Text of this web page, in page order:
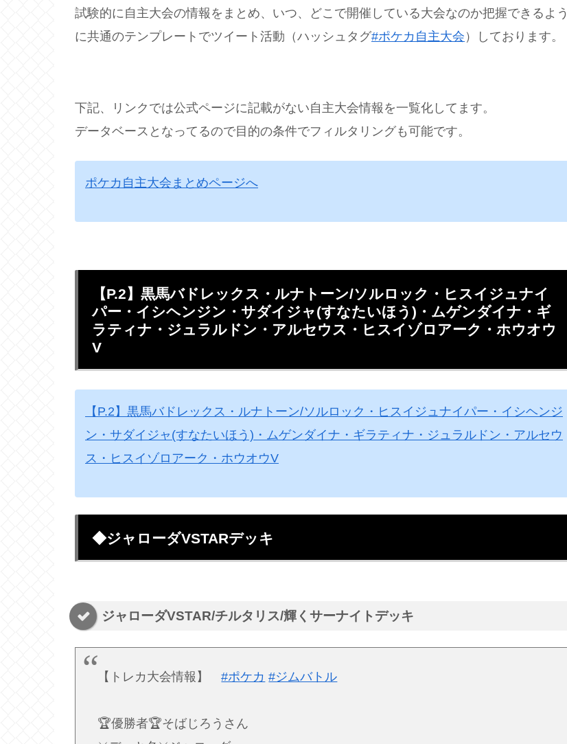
試験的に自主大会の情報をまとめ、いつ、どこで開催している大会なのか把握できるよう
に共通のテンプレートでツイート活動（ハッシュタグ#ポケカ自主大会 ）しております。
下記、リンクでは公式ページに記載がない自主大会情報を一覧化してます。
データベースとなってるので目的の条件でフィルタリングも可能です。
ポケカ自主大会まとめページへ
【P.2】黒馬バドレックス・ルナトーン/ソルロック・ヒスイジュナイ
パー・イシヘンジン・サダイジャ(すなたいほう)・ムゲンダイナ・ギ
ラティナ・ジュラルドン・アルセウス・ヒスイゾロアーク・ホウオウ
V
【P.2】黒馬バドレックス・ルナトーン/ソルロック・ヒスイジュナイパー・イシヘンジ
ン・サダイジャ(すなたいほう)・ムゲンダイナ・ギラティナ・ジュラルドン・アルセウ
ス・ヒスイゾロアーク・ホウオウV
◆ジャローダVSTARデッキ
ジャローダVSTAR/チルタリス/輝くサーナイトデッキ
【トレカ大会情報】#ポケカ #ジムバトル
🏆優勝者🏆そばじろうさん